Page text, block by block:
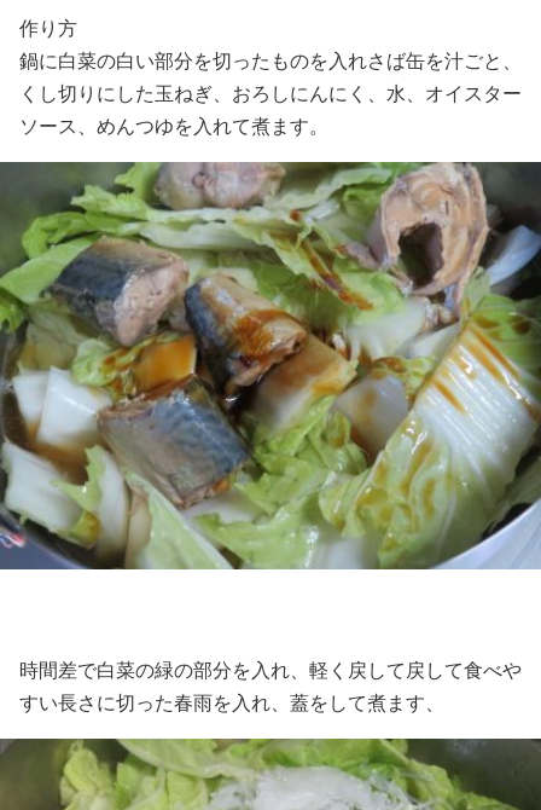
作り方
鍋に白菜の白い部分を切ったものを入れさば缶を汁ごと、
くし切りにした玉ねぎ、おろしにんにく、水、オイスター
ソース、めんつゆを入れて煮ます。
時間差で白菜の緑の部分を入れ、軽く戻して戻して食べや
すい長さに切った春雨を入れ、蓋をして煮ます、